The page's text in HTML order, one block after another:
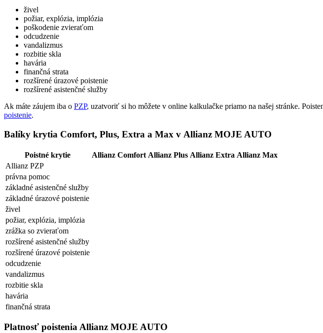
živel
požiar, explózia, implózia
poškodenie zvieraťom
odcudzenie
vandalizmus
rozbitie skla
havária
finančná strata
rozšírené úrazové poistenie
rozšírené asistenčné služby
Ak máte záujem iba o PZP, uzatvoriť si ho môžete v online kalkulačke priamo na našej stránke.
poistenie.
Balíky krytia Comfort, Plus, Extra a Max v Allianz MOJE AUTO
Poistné krytie Allianz Comfort Allianz Plus Allianz Extra Allianz Max
Allianz PZP
právna pomoc
základné asistenčné služby
základné úrazové poistenie
živel
požiar, explózia, implózia
zrážka so zvieraťom
rozšírené asistenčné služby
rozšírené úrazové poistenie
odcudzenie
vandalizmus
rozbitie skla
havária
finančná strata
Platnosť poistenia Allianz MOJE AUTO